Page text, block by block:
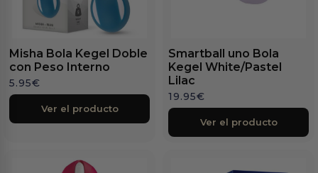
Misha Bola Kegel Doble
con Peso Interno
5.95€
Ver el producto
Smartball uno Bola
Kegel White/Pastel
Lilac
19.95€
Ver el producto